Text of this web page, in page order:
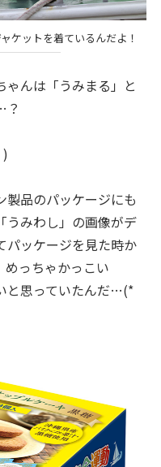
ケットを着ているんだよ！
んは「うみまる」と
？
品のパッケージにも
うみわし」の画像がデ
パッケージを見た時か
めっちゃかっこい
と思っていたんだ…(*